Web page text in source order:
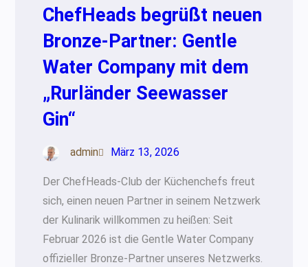
ChefHeads begrüßt neuen
Bronze-Partner: Gentle
Water Company mit dem
„Rurländer Seewasser
Gin“
admin März 13, 2026
Der ChefHeads-Club der Küchenchefs freut
sich, einen neuen Partner in seinem Netzwerk
der Kulinarik willkommen zu heißen: Seit
Februar 2026 ist die Gentle Water Company
offizieller Bronze-Partner unseres Netzwerks.